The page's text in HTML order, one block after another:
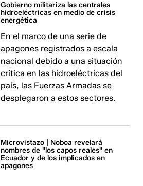
Gobierno militariza las centrales
hidroeléctricas en medio de crisis
energética
En el marco de una serie de
apagones registrados a escala
nacional debido a una situación
crítica en las hidroeléctricas del
país, las Fuerzas Armadas se
desplegaron a estos sectores.
Microvistazo | Noboa revelará
nombres de "los capos reales" en
Ecuador y de los implicados en
apagones